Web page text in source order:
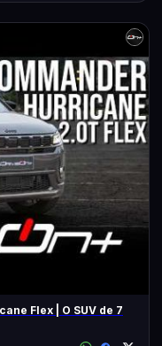
Flex | O SUV de 7